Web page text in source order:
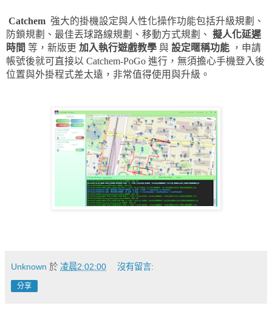
Catchem 強大的掛機設定與人性化操作功能包括升級規劃、
防鎖規劃、最佳丟球路線規劃、移動方式規劃、 擬人化延遲
時間 等，新版更 加入執行遊戲教學 與 設定暱稱功能 ，申請
帳號後就可直接以 Catchem-PoGo 進行，無須擔心手機登入後
位置與外掛程式差太遠，非常值得使用與升級。
Unknown 於 凌晨2:02:00 沒有留言:
分享